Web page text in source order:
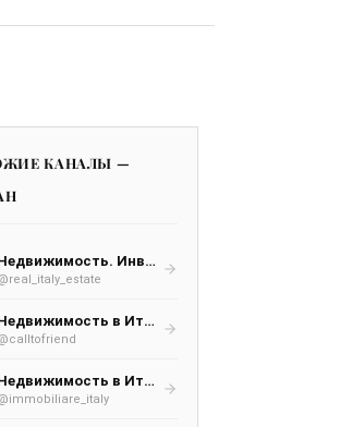
КАНАЛЫ —
Недвижимость. Инвестиции. Италия
Недвижимость в Италии с Настей Ди Каприо 🇮🇹
Недвижимость в Италии 🇮🇹